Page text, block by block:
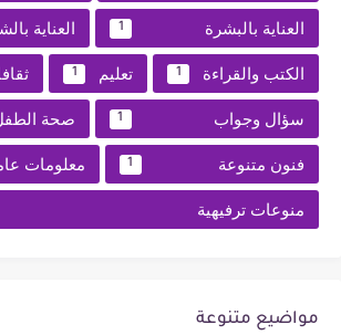
العناية بالبشرة 1 العناية
الكتب والقراءة 1 تعليم 1
سؤال وجواب 1 صحة
فنون متنوعة 1 معلومات
منوعات ترفيهية
مواضيع متنوعة